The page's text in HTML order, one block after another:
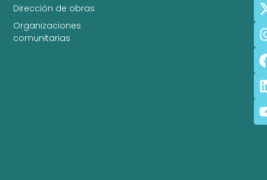
Dirección de obras
Organizaciones
comunitarias